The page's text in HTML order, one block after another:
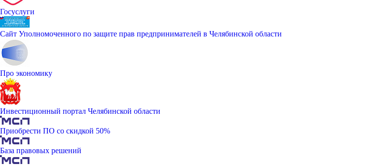
Госуслуги
Сайт Уполномоченного по защите прав предпринимателей в Челябинской области
Про экономику
Инвестиционный портал Челябинской области
Приобрести ПО со скидкой 50%
База правовых решений